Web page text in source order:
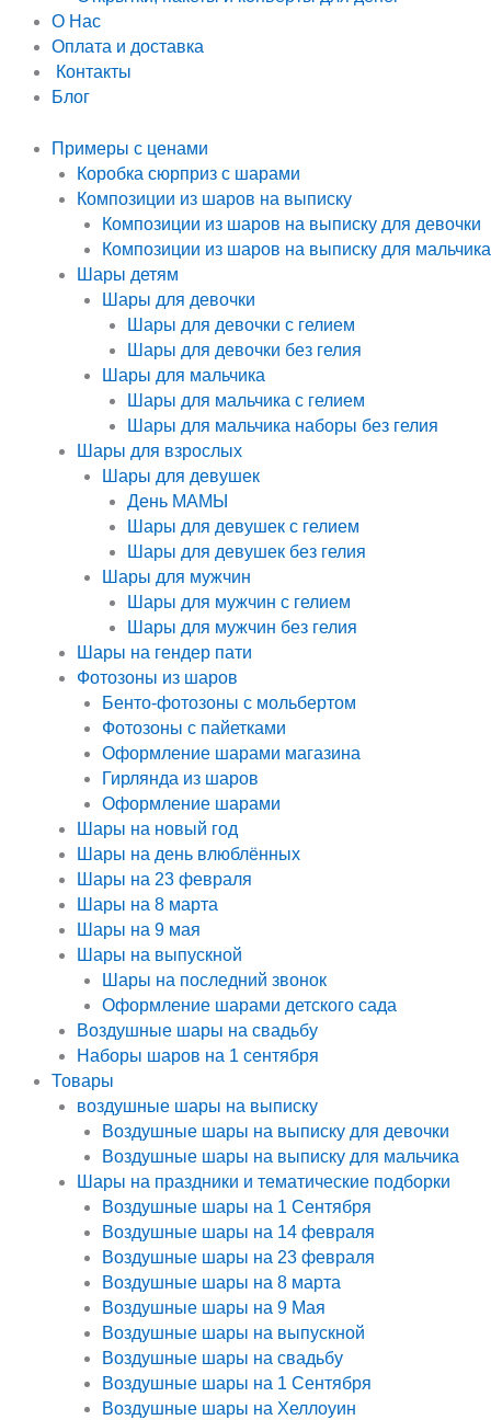
О Нас
Оплата и доставка
Контакты
Блог
Примеры с ценами
Коробка сюрприз с шарами
Композиции из шаров на выписку
Композиции из шаров на выписку для девочки
Композиции из шаров на выписку для мальчика
Шары детям
Шары для девочки
Шары для девочки с гелием
Шары для девочки без гелия
Шары для мальчика
Шары для мальчика с гелием
Шары для мальчика наборы без гелия
Шары для взрослых
Шары для девушек
День МАМЫ
Шары для девушек с гелием
Шары для девушек без гелия
Шары для мужчин
Шары для мужчин с гелием
Шары для мужчин без гелия
Шары на гендер пати
Фотозоны из шаров
Бенто-фотозоны с мольбертом
Фотозоны с пайетками
Оформление шарами магазина
Гирлянда из шаров
Оформление шарами
Шары на новый год
Шары на день влюблённых
Шары на 23 февраля
Шары на 8 марта
Шары на 9 мая
Шары на выпускной
Шары на последний звонок
Оформление шарами детского сада
Воздушные шары на свадьбу
Наборы шаров на 1 сентября
Товары
воздушные шары на выписку
Воздушные шары на выписку для девочки
Воздушные шары на выписку для мальчика
Шары на праздники и тематические подборки
Воздушные шары на 1 Сентября
Воздушные шары на 14 февраля
Воздушные шары на 23 февраля
Воздушные шары на 8 марта
Воздушные шары на 9 Мая
Воздушные шары на выпускной
Воздушные шары на свадьбу
Воздушные шары на 1 Сентября
Воздушные шары на Хеллоуин